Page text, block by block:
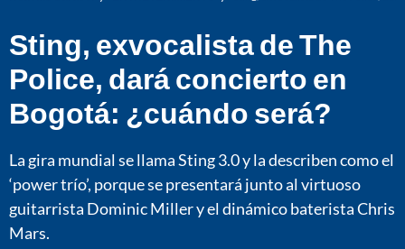
Sting, exvocalista de The
Police, dará concierto en
Bogotá: ¿cuándo será?
La gira mundial se llama Sting 3.0 y la describen como el
‘power trío’, porque se presentará junto al virtuoso
guitarrista Dominic Miller y el dinámico baterista Chris
Mars.